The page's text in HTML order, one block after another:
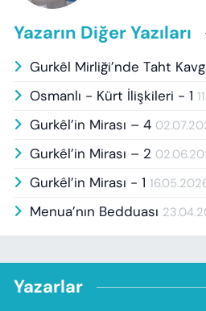
Yazarın Diğer Yazıları
Gurkêl Mirliği’nde Taht
Osmanlı - Kürt İlişkileri - 1
Gurkêl’in Mirası – 4
Gurkêl’in Mirası – 2
Gurkêl’in Mirası - 1
Menua’nın Bedduası
Yazarlar